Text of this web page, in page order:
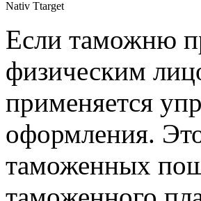
Nativ Ttarget
Если таможню
физическим
применяется
оформления.
таможенных